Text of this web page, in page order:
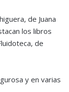
de Juana
los libros
de
y en varias